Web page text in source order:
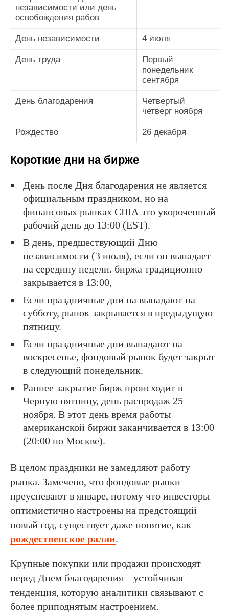
независимости или день
освобождения рабов
День независимости 4 июля
День труда
Первый
понедельник
сентября
День благодарения
Четвертый
четверг ноября
Рождество 26 декабря
Короткие дни на бирже
День после Дня благодарения не является
официальным праздником, но на
финансовых рынках США это укороченный
рабочий день до 13:00 (EST).
В день, предшествующий Дню
независимости (3 июля), если он выпадает
на середину недели. биржа традиционно
закрывается в 13:00,
Если праздничные дни на выпадают на
субботу, рынок закрывается в предыдущую
пятницу.
Если праздничные дни выпадают на
воскресенье, фондовый рынок будет закрыт
в следующий понедельник.
Раннее закрытие бирж происходит в
Черную пятницу, день распродаж 25
ноября. В этот день время работы
американской биржи заканчивается в 13:00
(20:00 по Москве).
В целом праздники не замедляют работу
рынка. Замечено, что фондовые рынки
преуспевают в январе, потому что инвесторы
оптимистично настроены на предстоящий
новый год, существует даже понятие, как
рождественское ралли.
Крупные покупки или продажи происходят
перед Днем благодарения – устойчивая
тенденция, которую аналитики связывают с
более приподнятым настроением.